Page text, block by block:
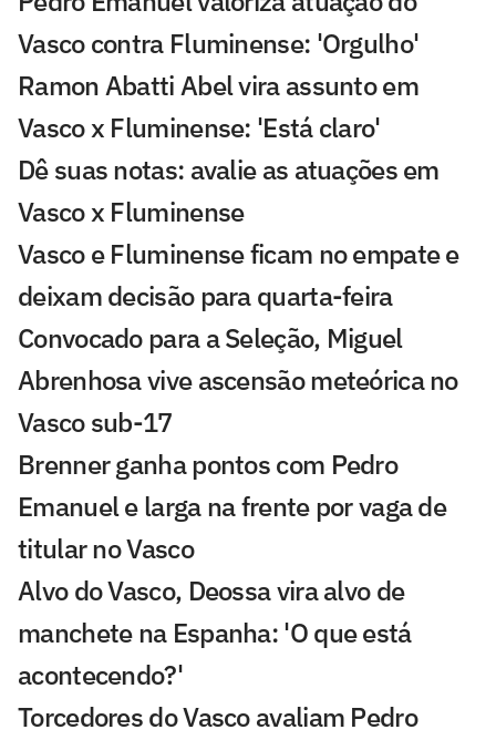
Vasco contra Fluminense: 'Orgulho'
Ramon Abatti Abel vira assunto em
Vasco x Fluminense: 'Está claro'
Dê suas notas: avalie as atuações em
Vasco x Fluminense
Vasco e Fluminense ficam no empate e
deixam decisão para quarta-feira
Convocado para a Seleção, Miguel
Abrenhosa vive ascensão meteórica no
Vasco sub-17
Brenner ganha pontos com Pedro
Emanuel e larga na frente por vaga de
titular no Vasco
Alvo do Vasco, Deossa vira alvo de
manchete na Espanha: 'O que está
acontecendo?'
Torcedores do Vasco avaliam Pedro